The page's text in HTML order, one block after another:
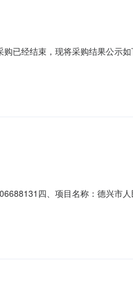
已经结束，现将采购结果公示
价起止时间:-二、采购单位信息
四、项目名称：德兴市
价(元)总价(元)规格型号/服